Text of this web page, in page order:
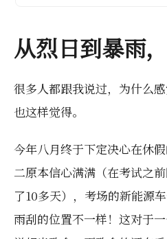
从烈日到暴雨
很多人都跟我说过，为什么
也这样觉得。
今年八月终于下定决心在休
二原本信心满满（在考试之
了10多天），考场的新能源
雨刮的位置不一样！这对于